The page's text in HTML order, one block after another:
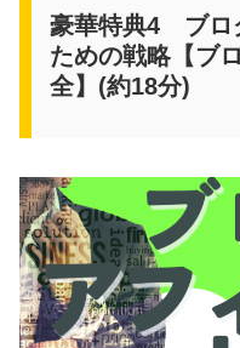
豪華特典4 ブロ
ための戦略【ブ
全】(約18分)